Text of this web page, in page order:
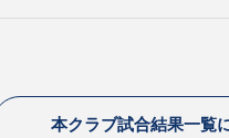
本クラブ試合結果一覧